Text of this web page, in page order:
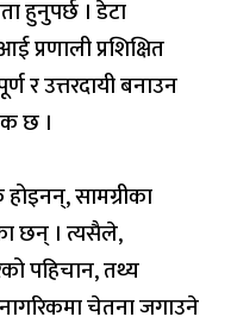
हुनुपर्छ । डेटा
प्रणाली प्रशिक्षित
र उत्तरदायी बनाउन
छ ।
सामग्रीका
छन् । त्यसैले,
पहिचान, तथ्य
चेतना जगाउने